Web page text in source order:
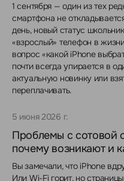
1 сентября — один из тех
смартфона не
день, новый статус
«взрослый» телефон в
вопрос «какой iPhone
почти всегда упирается в
актуальную новинку или
переплачивать.
5 июня 2026 г.
Проблемы с сотовой
почему возникают и
Вы замечали, что iPhone
Или Wi-Fi горит, но